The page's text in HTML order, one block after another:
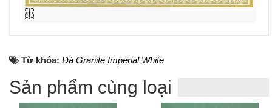
Từ khóa: Đá Granite Imperial White
Sản phẩm cùng loại